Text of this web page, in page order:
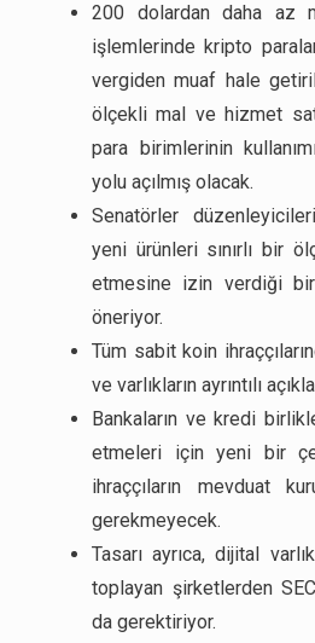
200 dolardan daha az
işlemlerinde kripto
vergiden muaf hale
ölçekli mal ve hizmet
para birimlerinin
yolu açılmış olacak.
Senatörler
yeni ürünleri sınırlı bir
etmesine izin verdiği bir
öneriyor.
Tüm sabit koin
ve varlıkların ayrıntılı
Bankaların ve kredi
etmeleri için yeni bir
ihraççıların mevduat
gerekmeyecek.
Tasarı ayrıca, dijital
toplayan şirketlerden
da gerektiriyor.